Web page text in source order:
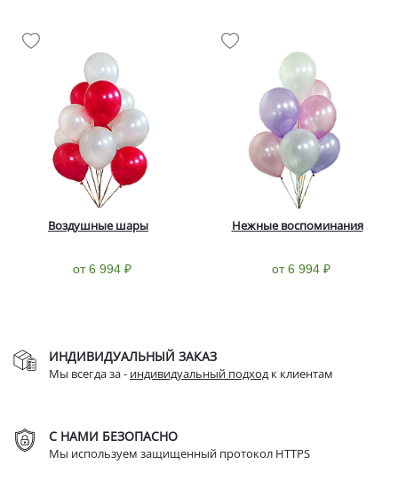
Воздушные шары
от 6 994 ₽
Нежные воспоминания
от 6 994 ₽
ИНДИВИДУАЛЬНЫЙ ЗАКАЗ
Мы всегда за - индивидуальный подходк клиентам
С НАМИ БЕЗОПАСНО
Мы используем защищенный протокол HTTPS